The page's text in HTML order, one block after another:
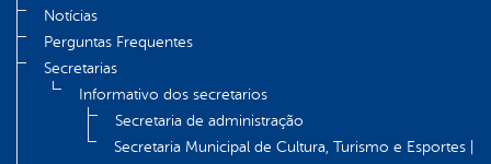
Notícias
Perguntas Frequentes
Secretarias
Informativo dos secretarios
Secretaria de administração
Secretaria Municipal de Cultura, Turismo e Esportes |